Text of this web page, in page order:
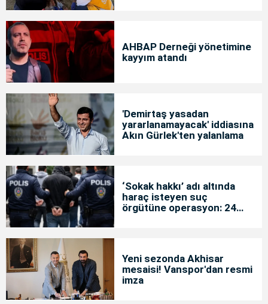
AHBAP Derneği yönetimine
kayyım atandı
'Demirtaş yasadan
yararlanamayacak' iddiasına
Akın Gürlek'ten yalanlama
‘Sokak hakkı’ adı altında
haraç isteyen suç
örgütüne operasyon: 24
Yeni sezonda Akhisar
mesaisi! Vanspor'dan resmi
imza